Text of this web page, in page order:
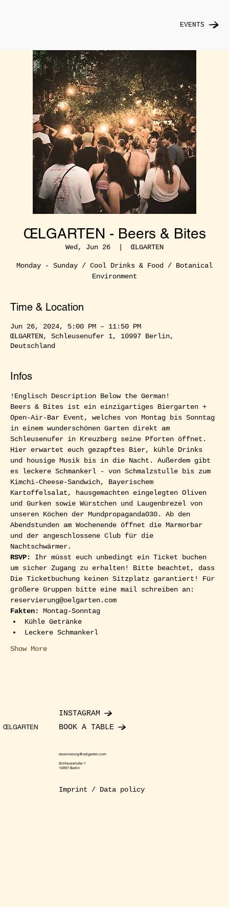
EVENTS
ŒLGARTEN - Beers & Bites
Wed, Jun 26
  |
ŒLGARTEN
Monday - Sunday / Cool Drinks & Food / Botanical
Environment
Time & Location
Jun 26, 2024, 5:00 PM – 11:50 PM
ŒLGARTEN, Schleusenufer 1, 10997 Berlin,
Deutschland
Infos
!Englisch Description Below the German!
Beers & Bites ist ein einzigartiges Biergarten +
Open-Air-Bar Event, welches von Montag bis Sonntag
in einem wunderschönen Garten direkt am
Schleusenufer in Kreuzberg seine Pforten öffnet.
Hier erwartet euch gezapftes Bier, kühle Drinks
und housige Musik bis in die Nacht. Außerdem gibt
es leckere Schmankerl - von Schmalzstulle bis zum
Kimchi-Cheese-Sandwich, Bayerischem
Kartoffelsalat, hausgemachten eingelegten Oliven
und Gurken sowie Würstchen und Laugenbrezel von
unseren Köchen der Mundpropaganda030. Ab den
Abendstunden am Wochenende öffnet die Marmorbar
und der angeschlossene Club für die
Nachtschwärmer.
RSVP: Ihr müsst euch unbedingt ein Ticket buchen
um sicher Zugang zu erhalten! Bitte beachtet, dass
Die Ticketbuchung keinen Sitzplatz garantiert! Für
größere Gruppen bitte eine mail schreiben an:
reservierung@oelgarten.com
Fakten:
Montag-Sonntag
Kühle Getränke
Leckere Schmankerl
Show More
ŒLGARTEN
INSTAGRAM
BOOK A TABLE
reservierung@oelgarten.com
Schleusenufer 1
10997 Berlin
Imprint / Data policy